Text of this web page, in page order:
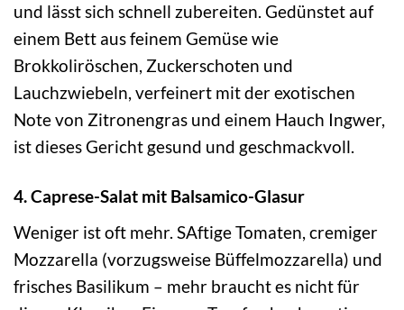
und lässt sich schnell zubereiten. Gedünstet auf
einem Bett aus feinem Gemüse wie
Brokkoliröschen, Zuckerschoten und
Lauchzwiebeln, verfeinert mit der exotischen
Note von Zitronengras und einem Hauch Ingwer,
ist dieses Gericht gesund und geschmackvoll.
4. Caprese-Salat mit Balsamico-Glasur
Weniger ist oft mehr. SAftige Tomaten, cremiger
Mozzarella (vorzugsweise Büffelmozzarella) und
frisches Basilikum – mehr braucht es nicht für